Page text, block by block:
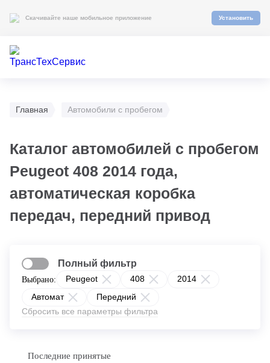
Главная Автомобили с пробегом
Каталог автомобилей с пробегом
Peugeot 408 2014 года,
автоматическая коробка
передач, передний привод
Выбрано: Peugeot 408
2014
Автомат
Передний
Сбросить все параметры фильтра
Полный фильтр
Скачивайте наше мобильное приложение Установить